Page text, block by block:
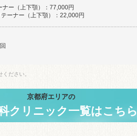
ナー（上下顎）：77,000円
ーナー（上下顎）：22,000円
ださい。
京都府エリアの
クリニック一覧はこちら